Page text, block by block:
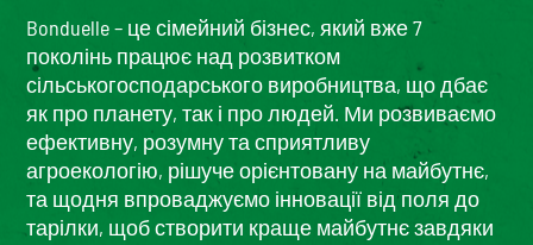
Bonduelle – це сімейний бізнес, який вже 7
поколінь працює над розвитком
сільськогосподарського виробництва, що дбає
як про планету, так і про людей. Ми розвиваємо
ефективну, розумну та сприятливу
агроекологію, рішуче орієнтовану на майбутнє,
та щодня впроваджуємо інновації від поля до
тарілки, щоб створити краще майбутнє завдяки